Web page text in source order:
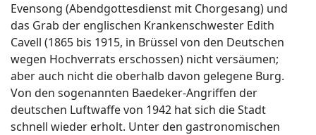
Evensong (Abendgottesdienst mit Chorgesang) und
das Grab der englischen Krankenschwester Edith
Cavell (1865 bis 1915, in Brüssel von den Deutschen
wegen Hochverrats erschossen) nicht versäumen;
aber auch nicht die oberhalb davon gelegene Burg.
Von den sogenannten Baedeker-Angriffen der
deutschen Luftwaffe von 1942 hat sich die Stadt
schnell wieder erholt. Unter den gastronomischen